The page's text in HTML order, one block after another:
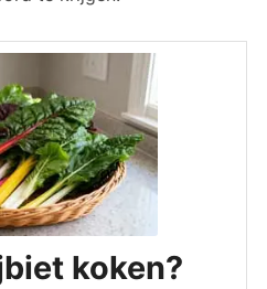
koken?